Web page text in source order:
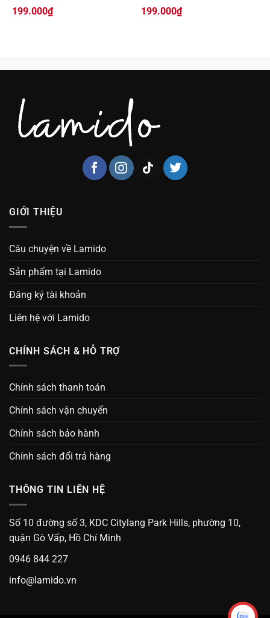
199.000₫ 199.000₫
GIỚI THIỆU
Câu chuyện về Lamido
Sản phẩm tại Lamido
Đăng ký tài khoản
Liên hệ với Lamido
CHÍNH SÁCH & HỖ TRỢ
Chính sách thanh toán
Chính sách vận chuyển
Chính sách bảo hành
Chính sách đổi trả hàng
THÔNG TIN LIÊN HỆ
Số 10 đường số 3, KDC Citylang Park Hills, phường 10,
quận Gò Vấp, Hồ Chí Minh
0946 844 227
info@lamido.vn